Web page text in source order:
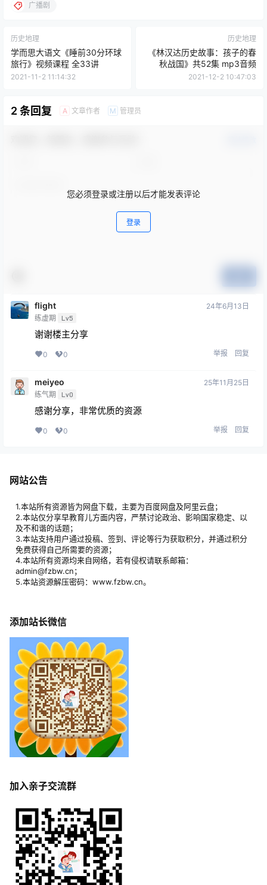
广播剧
历史地理
学而思大语文《睡前30分环球
旅行》视频课程 全33讲
2021-11-2 11:14:32
历史地理
《林汉达历史故事：孩子的春
秋战国》共52集 mp3音频
2021-12-2 10:47:03
2 条回复 A 文章作者 M 管理员
您必须登录或注册以后才能发表评论
登录
flight
练虚期 Lv5
24年6月13日
谢谢楼主分享
0 0 举报 回复
meiyeo
练气期 Lv0
25年11月25日
感谢分享，非常优质的资源
0 0 举报 回复
网站公告
1.本站所有资源皆为网盘下载，主要为百度网盘及阿里云盘；
2.本站仅分享早教育儿方面内容，严禁讨论政治、影响国家稳定、以
及不和谐的话题；
3.本站支持用户通过投稿、签到、评论等行为获取积分，并通过积分
免费获得自己所需要的资源；
4.本站所有资源均来自网络，若有侵权请联系邮箱：
admin@fzbw.cn；
5.本站资源解压密码：www.fzbw.cn。
添加站长微信
加入亲子交流群